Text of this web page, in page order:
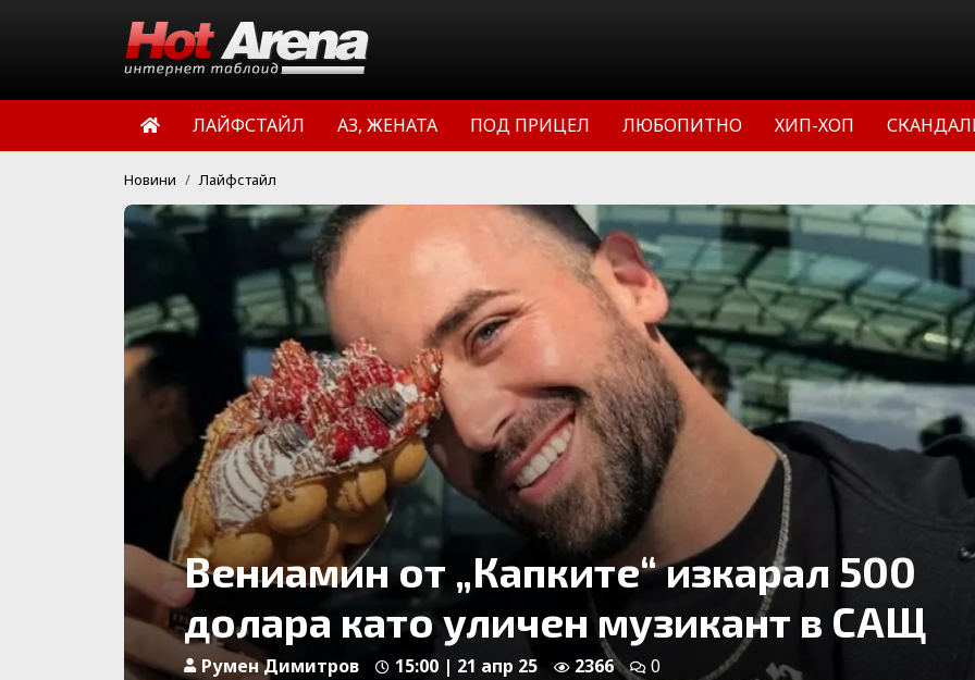
ЛАЙФСТАЙЛ АЗ, ЖЕНАТА ПОД ПРИЦЕЛ ЛЮБОПИТНО ХИП-ХОП
Новини Лайфстайл
Вениамин от „Капките“ изкарал 500
долара като уличен музикант в САЩ
Румен Димитров 15:00 | 21 апр 25 2366 0